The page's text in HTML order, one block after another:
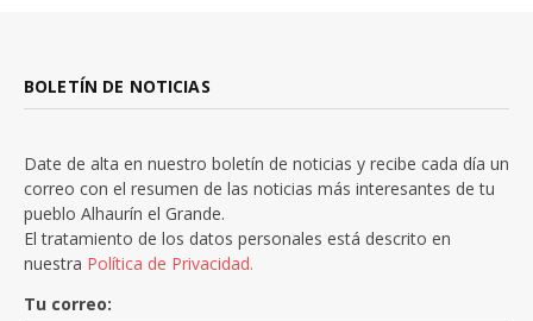
BOLETÍN DE NOTICIAS
Date de alta en nuestro boletín de noticias y recibe cada día un
correo con el resumen de las noticias más interesantes de tu
pueblo Alhaurín el Grande.
El tratamiento de los datos personales está descrito en
nuestra Política de Privacidad.
Tu correo: